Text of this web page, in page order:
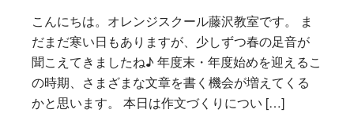
こんにちは。オレンジスクール藤沢教室です。 ま
だまだ寒い日もありますが、少しずつ春の足音が
聞こえてきましたね♪ 年度末・年度始めを迎えるこ
の時期、さまざまな文章を書く機会が増えてくる
かと思います。 本日は作文づくりについ […]